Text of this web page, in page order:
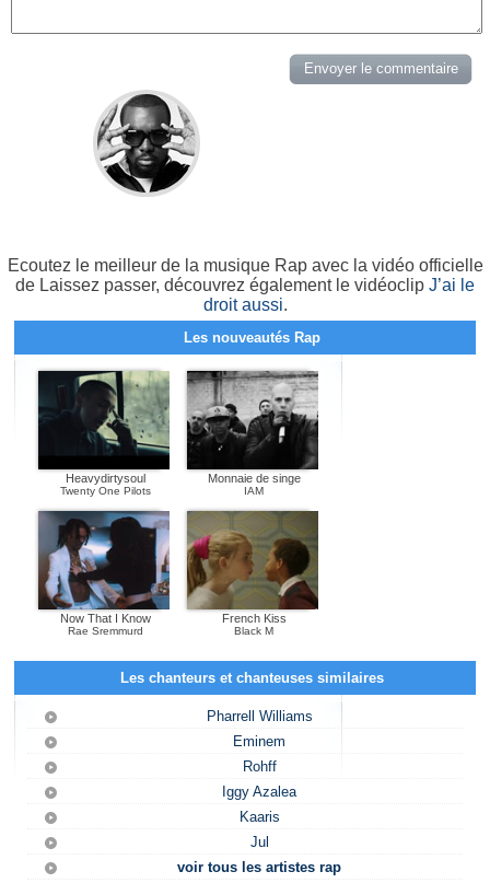
Ecoutez le meilleur de la musique Rap avec la vidéo officielle
de Laissez passer, découvrez également le vidéoclip J’ai le
droit aussi.
Les nouveautés Rap
Heavydirtysoul
Twenty One Pilots
Monnaie de singe
IAM
Now That I Know
Rae Sremmurd
French Kiss
Black M
Les chanteurs et chanteuses similaires
Pharrell Williams
Eminem
Rohff
Iggy Azalea
Kaaris
Jul
voir tous les artistes rap